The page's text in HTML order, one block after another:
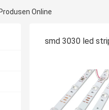
Online
smd 3030 led